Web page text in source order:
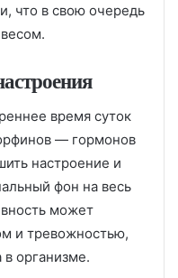
что в свою очередь
время суток
— гормонов
настроение и
фон на весь
может
и тревожностью,
организме.